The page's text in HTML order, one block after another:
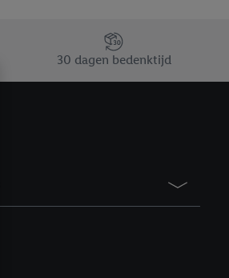
30 dagen bedenktijd